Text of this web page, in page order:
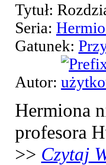
Tytuł:
Seria:
Gatunek:
Autor:
Hermiona
profesora
>> Czytaj